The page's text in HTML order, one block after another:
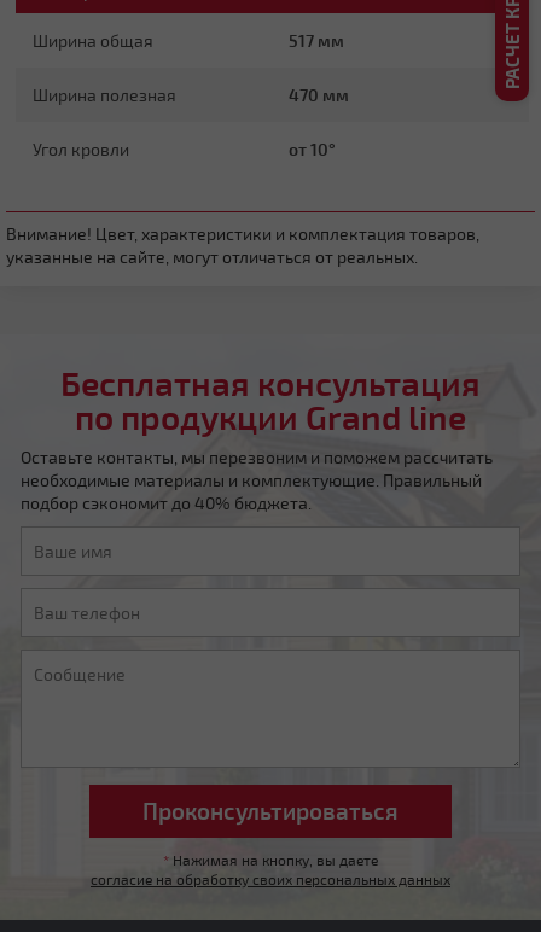
Ширина общая 517 мм
Ширина полезная 470 мм
Угол кровли от 10°
Внимание! Цвет, характеристики и комплектация товаров,
указанные на сайте, могут отличаться от реальных.
Бесплатная консультация
по продукции Grand line
Оставьте контакты, мы перезвоним и поможем рассчитать
необходимые материалы и комплектующие. Правильный
подбор сэкономит до 40% бюджета.
* Нажимая на кнопку, вы даете
согласие на обработку своих персональных данных
Четырехскатная вальмовая
Четырехскатная шатровая
Другой тип крыши